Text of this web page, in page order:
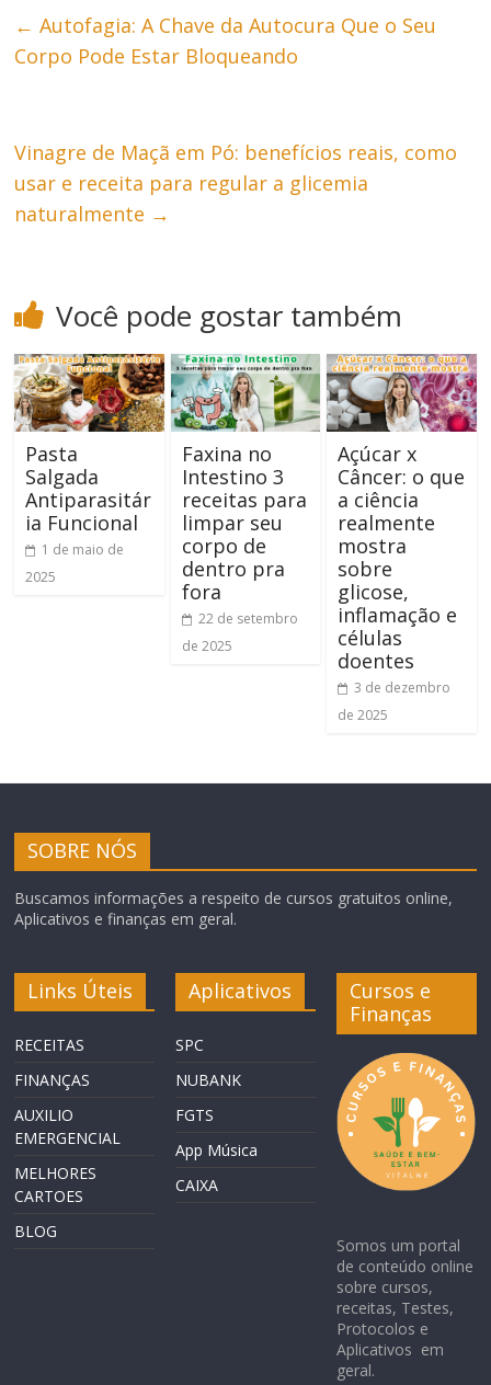
← Autofagia: A Chave da Autocura Que o Seu
Corpo Pode Estar Bloqueando
Vinagre de Maçã em Pó: benefícios reais, como
usar e receita para regular a glicemia
naturalmente →
Você pode gostar também
Pasta
Salgada
Antiparasitár
ia Funcional
1 de maio de
2025
Faxina no
Intestino 3
receitas para
limpar seu
corpo de
dentro pra
fora
22 de setembro
de 2025
Açúcar x
Câncer: o que
a ciência
realmente
mostra
sobre
glicose,
inflamação e
células
doentes
3 de dezembro
de 2025
SOBRE NÓS
Buscamos informações a respeito de cursos gratuitos online,
Aplicativos e finanças em geral.
Links Úteis
RECEITAS
FINANÇAS
AUXILIO
EMERGENCIAL
MELHORES
CARTOES
BLOG
Aplicativos
SPC
NUBANK
FGTS
App Música
CAIXA
Cursos e
Finanças
Somos um portal
de conteúdo online
sobre cursos,
receitas, Testes,
Protocolos e
Aplicativos em
geral.